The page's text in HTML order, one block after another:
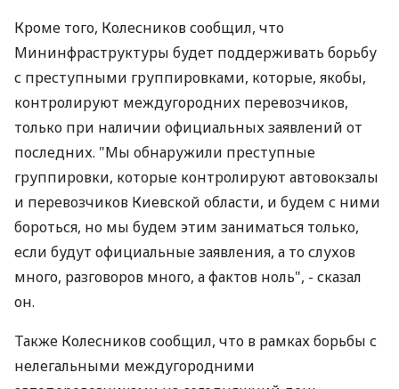
Кроме того, Колесников сообщил, что
Мининфраструктуры будет поддерживать борьбу
с преступными группировками, которые, якобы,
контролируют междугородних перевозчиков,
только при наличии официальных заявлений от
последних. "Мы обнаружили преступные
группировки, которые контролируют автовокзалы
и перевозчиков Киевской области, и будем с ними
бороться, но мы будем этим заниматься только,
если будут официальные заявления, а то слухов
много, разговоров много, а фактов ноль", - сказал
он.
Также Колесников сообщил, что в рамках борьбы с
нелегальными междугородними